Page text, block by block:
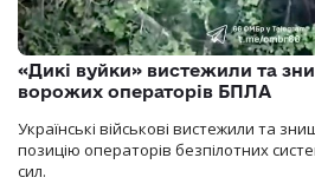
«Дикі вуйки» вистежили та
ворожих операторів БПЛА
Українські військові вистежили та
позицію операторів безпілотних
сил.